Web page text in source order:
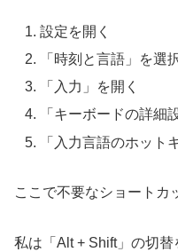
設定を開く
「時刻と言語」を選
「入力」を開く
「キーボードの詳細
「入力言語のホット
ここで不要なショートカ
私は「Alt + Shift」の切